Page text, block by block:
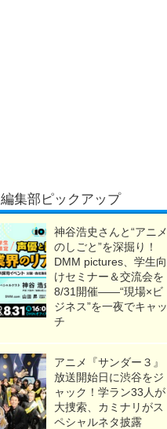
編集部ピックアップ
神谷浩史さんと“アニメ
のしごと”を深掘り！
DMM pictures、学生向
けセミナー＆交流会を
8/31開催――“現場×ビ
ジネス”を一夜でキャッ
チ
アニメ『サンダー３』
放送開始日に渋谷をジ
ャック！学ラン33人が
大捜索、カミナリがス
ペシャルネタ披露